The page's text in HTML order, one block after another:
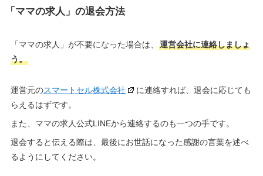
「ママの求人」の退会方法
「ママの求人」が不要になった場合は、
運営会社に連絡しましょ
う。
運営元のスマートセル株式会社
に連絡すれば、退会に応じても
らえるはずです。
また、ママの求人公式LINEから連絡するのも一つの手です。
退会すると伝える際は、最後にお世話になった感謝の言葉を述べ
るようにしてください。